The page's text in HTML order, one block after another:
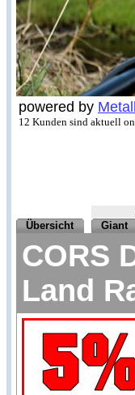
powered by
12 Kunden sind aktuell
Übersicht
Giant
CORS
Land